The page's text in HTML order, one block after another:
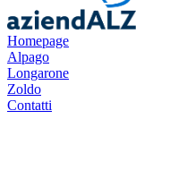
Homepage
Alpago
Longarone
Zoldo
Contatti